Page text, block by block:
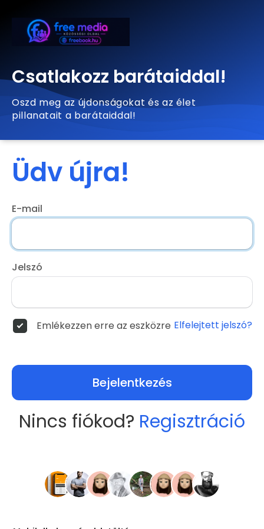
Csatlakozz barátaiddal!
Oszd meg az újdonságokat és az élet
pillanatait a barátaiddal!
Üdv újra!
E-mail
Jelszó
Emlékezzen erre az eszközre Elfelejtett jelszó?
Bejelentkezés
Nincs fiókod? Regisztráció